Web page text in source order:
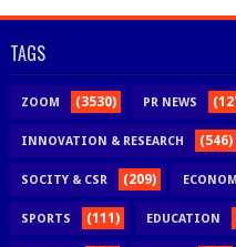
TAGS
ZOOM (3530) PR NEWS
INNOVATION & RESEARCH (546)
SOCITY & CSR (209)
SPORTS (111) EDUCATION